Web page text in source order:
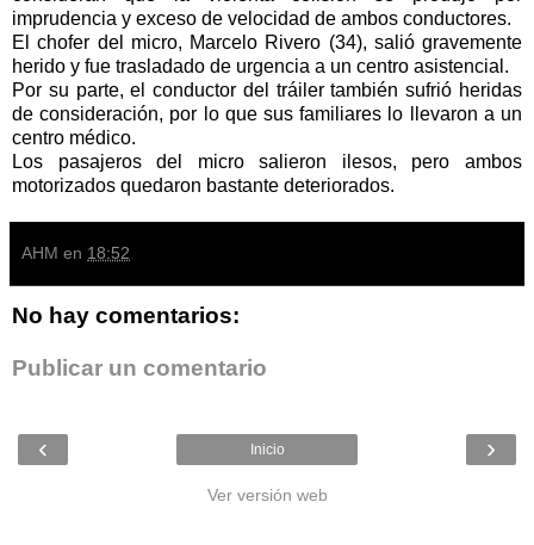
imprudencia y exceso de velocidad de ambos conductores.
El chofer del micro, Marcelo Rivero (34), salió gravemente
herido y fue trasladado de urgencia a un centro asistencial.
Por su parte, el conductor del tráiler también sufrió heridas
de consideración, por lo que sus familiares lo llevaron a un
centro médico.
Los pasajeros del micro salieron ilesos, pero ambos
motorizados quedaron bastante deteriorados.
AHM en 18:52
No hay comentarios:
Publicar un comentario
‹ ›
Inicio
Ver versión web